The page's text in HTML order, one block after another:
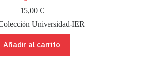
15,00€
Universidad-IER
Añadir al carrito